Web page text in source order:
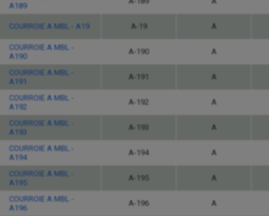
A189
COURROIE A MBL - A19 A-19 A
COURROIE A MBL -
A190
A-190 A
COURROIE A MBL -
A191
A-191 A
COURROIE A MBL -
A192
A-192 A
COURROIE A MBL -
A193
A-193 A
COURROIE A MBL -
A194
A-194 A
COURROIE A MBL -
A195
A-195 A
COURROIE A MBL -
A196
A-196 A